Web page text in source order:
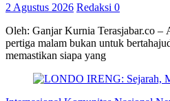
2 Agustus 2026 Redaksi 0
Oleh: Ganjar Kurnia Terasjabar.co –
pertiga malam bukan untuk
memastikan siapa yang